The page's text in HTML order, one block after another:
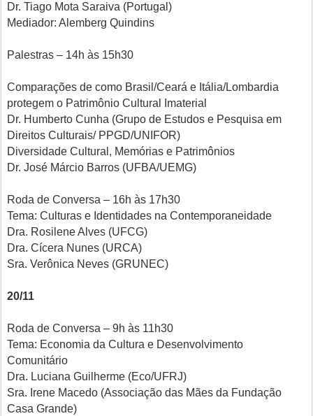
Dr. Tiago Mota Saraiva (Portugal)
Mediador: Alemberg Quindins
Palestras – 14h às 15h30
Comparações de como Brasil/Ceará e Itália/Lombardia
protegem o Patrimônio Cultural Imaterial
Dr. Humberto Cunha (Grupo de Estudos e Pesquisa em
Direitos Culturais/ PPGD/UNIFOR)
Diversidade Cultural, Memórias e Patrimônios
Dr. José Márcio Barros (UFBA/UEMG)
Roda de Conversa – 16h às 17h30
Tema: Culturas e Identidades na Contemporaneidade
Dra. Rosilene Alves (UFCG)
Dra. Cícera Nunes (URCA)
Sra. Verônica Neves (GRUNEC)
20/11
Roda de Conversa – 9h às 11h30
Tema: Economia da Cultura e Desenvolvimento
Comunitário
Dra. Luciana Guilherme (Eco/UFRJ)
Sra. Irene Macedo (Associação das Mães da Fundação
Casa Grande)